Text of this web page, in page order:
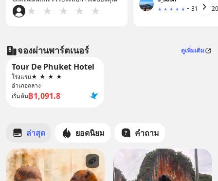
★ ★ ★ ★ ★ ★ ★ ★ ★ ★ •
จองผ่านพาร์ตเนอร์ ดูเพิ่มเติม
Tour De Phuket Hotel
โรงแรม★ ★ ★ ★
อำเภอถลาง
เริ่มต้น฿1,091.8
ล่าสุด ยอดนิยม คำถาม